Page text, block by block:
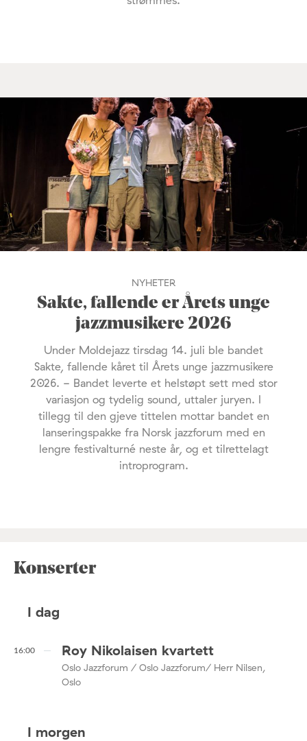
NYHETER
Sakte, fallende er Årets unge
jazzmusikere 2026
Under Moldejazz tirsdag 14. juli ble bandet
Sakte, fallende kåret til Årets unge jazzmusikere
2026. - Bandet leverte et helstøpt sett med stor
variasjon og tydelig sound, uttaler juryen. I
tillegg til den gjeve tittelen mottar bandet en
lanseringspakke fra Norsk jazzforum med en
lengre festivalturné neste år, og et tilrettelagt
introprogram.
Konserter
I dag
16:00 Roy Nikolaisen kvartett
Oslo Jazzforum / Oslo Jazzforum/ Herr Nilsen,
Oslo
I morgen